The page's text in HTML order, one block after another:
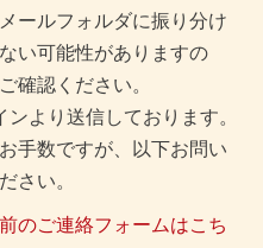
ールフォルダに振り分け
い可能性がありますの
確認ください。
ンより送信しております。
手数ですが、以下お問い
さい。
のご連絡フォームはこち